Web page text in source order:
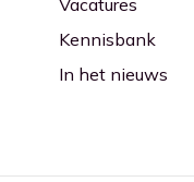
Kennisbank
In het nieuws